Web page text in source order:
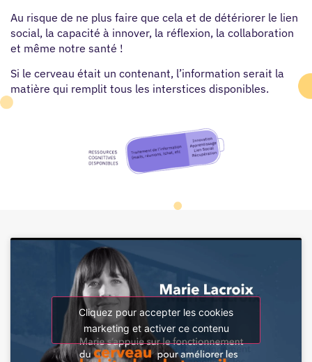
Au risque de ne plus faire que cela et de détériorer le lien
social, la capacité à innover, la réflexion, la collaboration
et même notre santé !
Si le cerveau était un contenant, l’information serait la
matière qui remplit tous les interstices disponibles.
Cliquez pour accepter les cookies
marketing et activer ce contenu